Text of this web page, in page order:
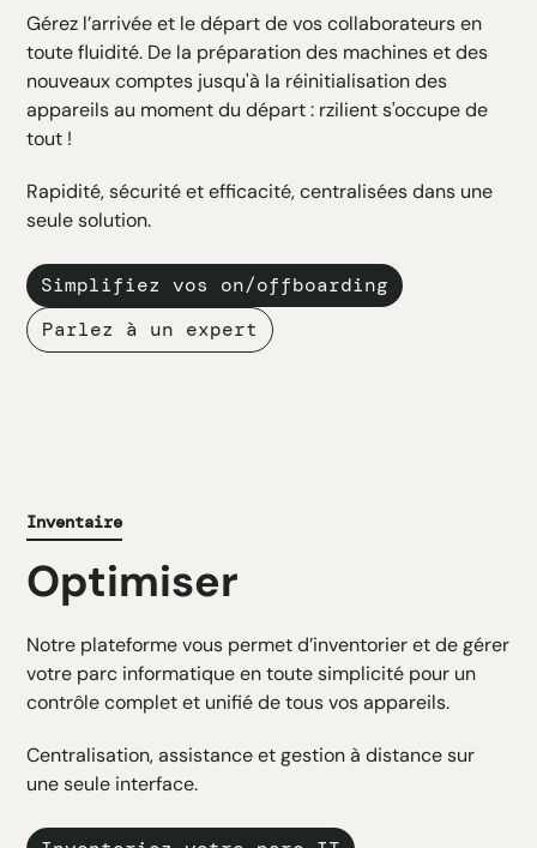
Gérez l’arrivée et le départ de vos collaborateurs en
toute fluidité. De la préparation des machines et des
nouveaux comptes jusqu'à la réinitialisation des
appareils au moment du départ : rzilient s'occupe de
tout !
Rapidité, sécurité et efficacité, centralisées dans une
seule solution.
Simplifiez vos on/offboarding
Parlez à un expert
Inventaire
Optimiser
Notre plateforme vous permet d’inventorier et de gérer
votre parc informatique en toute simplicité pour un
contrôle complet et unifié de tous vos appareils.
Centralisation, assistance et gestion à distance sur
une seule interface.